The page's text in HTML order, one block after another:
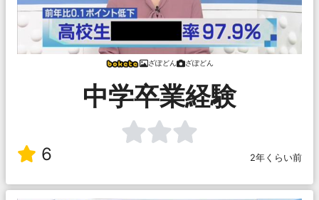
ざぽどん ざぽどん
中学卒業経験
6 2年くらい前